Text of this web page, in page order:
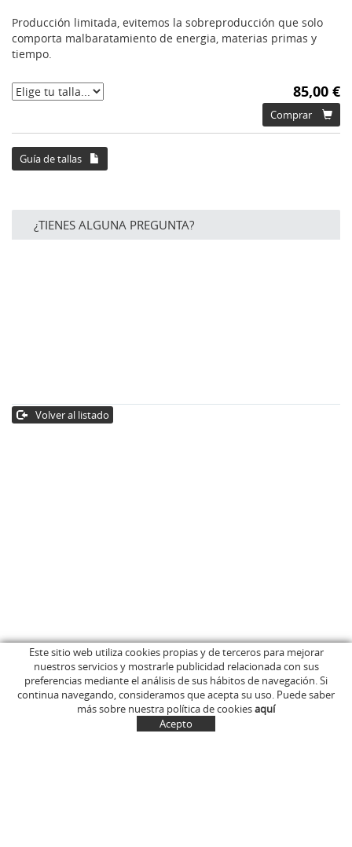
Producción limitada, evitemos la sobreproducción que solo
comporta malbaratamiento de energia, materias primas y
tiempo.
85,00 €
Comprar
Guía de tallas
¿TIENES ALGUNA PREGUNTA?
Volver al listado
INICIO
EMPRESA
TIENDA ONLINE
DONDE COMPRARLOS
C/ Anglès, 15
OLOT (Girona)
646 681 411
info@marcelinus.cat
CUENTA CESTA
Este sitio web utiliza cookies propias y de terceros para mejorar
nuestros servicios y mostrarle publicidad relacionada con sus
preferencias mediante el análisis de sus hábitos de navegación. Si
continua navegando, consideramos que acepta su uso. Puede saber
más sobre nuestra política de cookiesaquí
Acepto